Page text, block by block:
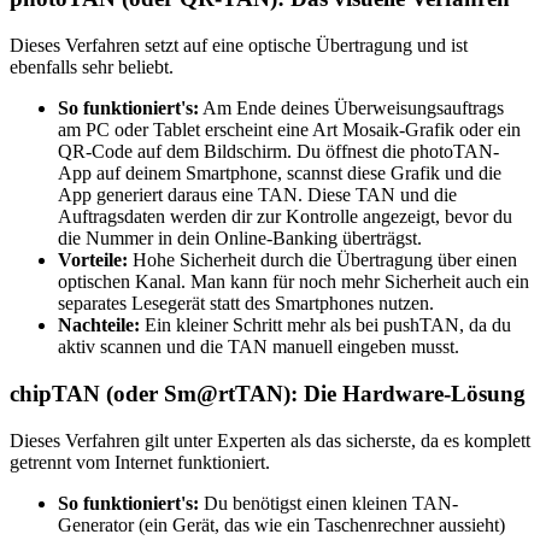
Dieses Verfahren setzt auf eine optische Übertragung und ist
ebenfalls sehr beliebt.
So funktioniert's: Am Ende deines Überweisungsauftrags
am PC oder Tablet erscheint eine Art Mosaik-Grafik oder ein
QR-Code auf dem Bildschirm. Du öffnest die photoTAN-
App auf deinem Smartphone, scannst diese Grafik und die
App generiert daraus eine TAN. Diese TAN und die
Auftragsdaten werden dir zur Kontrolle angezeigt, bevor du
die Nummer in dein Online-Banking überträgst.
Vorteile: Hohe Sicherheit durch die Übertragung über einen
optischen Kanal. Man kann für noch mehr Sicherheit auch ein
separates Lesegerät statt des Smartphones nutzen.
Nachteile: Ein kleiner Schritt mehr als bei pushTAN, da du
aktiv scannen und die TAN manuell eingeben musst.
chipTAN (oder Sm@rtTAN): Die Hardware-Lösung
Dieses Verfahren gilt unter Experten als das sicherste, da es komplett
getrennt vom Internet funktioniert.
So funktioniert's: Du benötigst einen kleinen TAN-
Generator (ein Gerät, das wie ein Taschenrechner aussieht)